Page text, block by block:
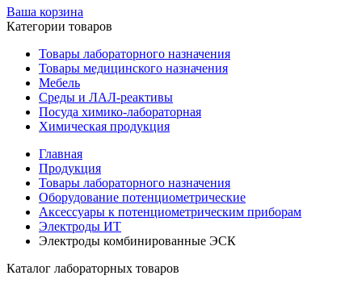
Ваша корзина
Категории товаров
Товары лабораторного назначения
Товары медицинского назначения
Мебель
Среды и ЛАЛ-реактивы
Посуда химико-лабораторная
Химическая продукция
Главная
Продукция
Товары лабораторного назначения
Оборудование потенциометрические
Аксессуары к потенциометрическим приборам
Электроды ИТ
Электроды комбинированные ЭСК
Каталог лабораторных товаров